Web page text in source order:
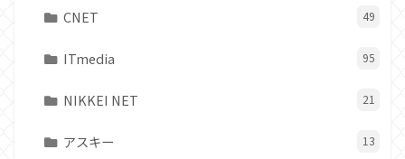
CNET 49
ITmedia 95
NIKKEI NET 21
アスキー 13